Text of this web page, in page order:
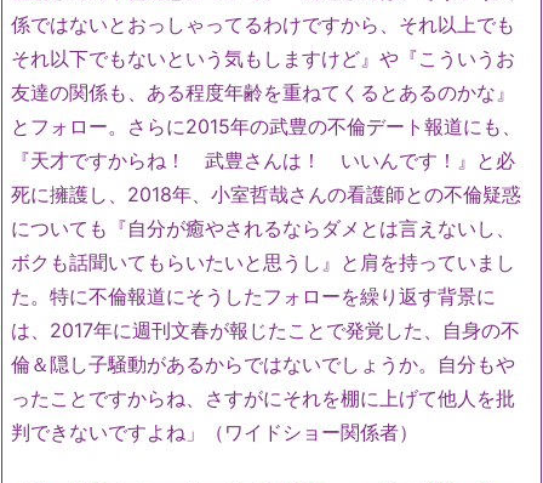
係ではないとおっしゃってるわけですから、それ以上でも
それ以下でもないという気もしますけど』や『こういうお
友達の関係も、ある程度年齢を重ねてくるとあるのかな』
とフォロー。さらに2015年の武豊の不倫デート報道にも、
『天才ですからね！ 武豊さんは！ いいんです！』と必
死に擁護し、2018年、小室哲哉さんの看護師との不倫疑惑
についても『自分が癒やされるならダメとは言えないし、
ボクも話聞いてもらいたいと思うし』と肩を持っていまし
た。特に不倫報道にそうしたフォローを繰り返す背景に
は、2017年に週刊文春が報じたことで発覚した、自身の不
倫＆隠し子騒動があるからではないでしょうか。自分もや
ったことですからね、さすがにそれを棚に上げて他人を批
判できないですよね」（ワイドショー関係者）